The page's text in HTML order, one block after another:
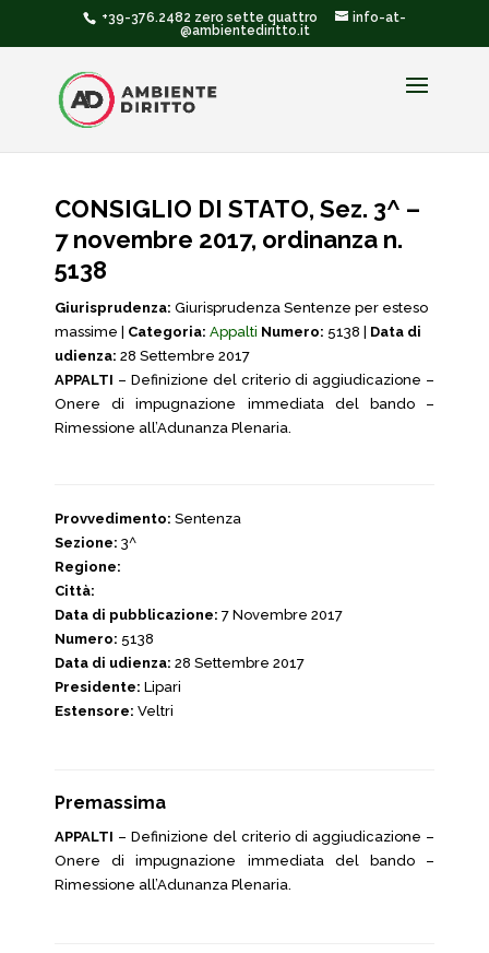
+39-376.2482 zero sette quattro
info-at-
@ambientediritto.it
CONSIGLIO DI STATO, Sez. 3^ –
7 novembre 2017, ordinanza n.
5138
Giurisprudenza: Giurisprudenza Sentenze per esteso
massime | Categoria: Appalti Numero: 5138 | Data di
udienza: 28 Settembre 2017
APPALTI – Definizione del criterio di aggiudicazione –
Onere di impugnazione immediata del bando –
Rimessione all’Adunanza Plenaria.
Provvedimento: Sentenza
Sezione: 3^
Regione:
Città:
Data di pubblicazione: 7 Novembre 2017
Numero: 5138
Data di udienza: 28 Settembre 2017
Presidente: Lipari
Estensore: Veltri
Premassima
APPALTI – Definizione del criterio di aggiudicazione –
Onere di impugnazione immediata del bando –
Rimessione all’Adunanza Plenaria.